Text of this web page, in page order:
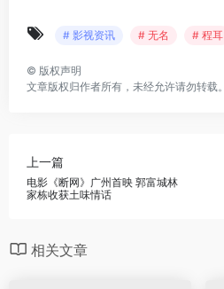
# 影视资讯 # 无名 # 程耳
© 版权声明
文章版权归作者所有，未经允许请勿转载。
上一篇
电影《断网》广州首映 郭富城林
家栋收获土味情话
相关文章